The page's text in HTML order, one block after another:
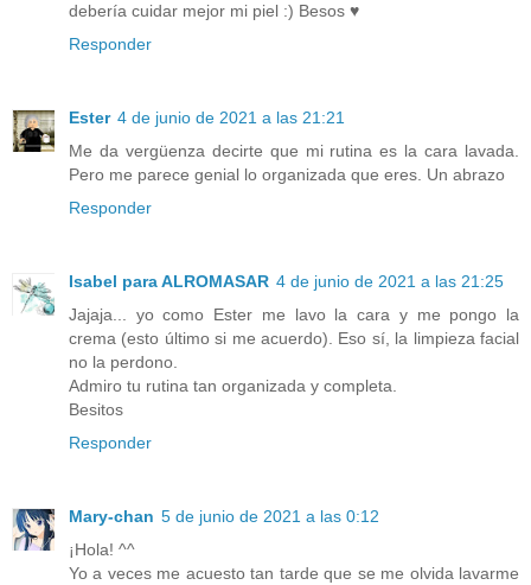
debería cuidar mejor mi piel :) Besos ♥
Responder
Ester 4 de junio de 2021 a las 21:21
Me da vergüenza decirte que mi rutina es la cara lavada.
Pero me parece genial lo organizada que eres. Un abrazo
Responder
Isabel para ALROMASAR 4 de junio de 2021 a las 21:25
Jajaja... yo como Ester me lavo la cara y me pongo la
crema (esto último si me acuerdo). Eso sí, la limpieza facial
no la perdono.
Admiro tu rutina tan organizada y completa.
Besitos
Responder
Mary-chan 5 de junio de 2021 a las 0:12
¡Hola! ^^
Yo a veces me acuesto tan tarde que se me olvida lavarme